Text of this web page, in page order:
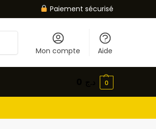
Paiement sécurisé
Mon compte Aide
0